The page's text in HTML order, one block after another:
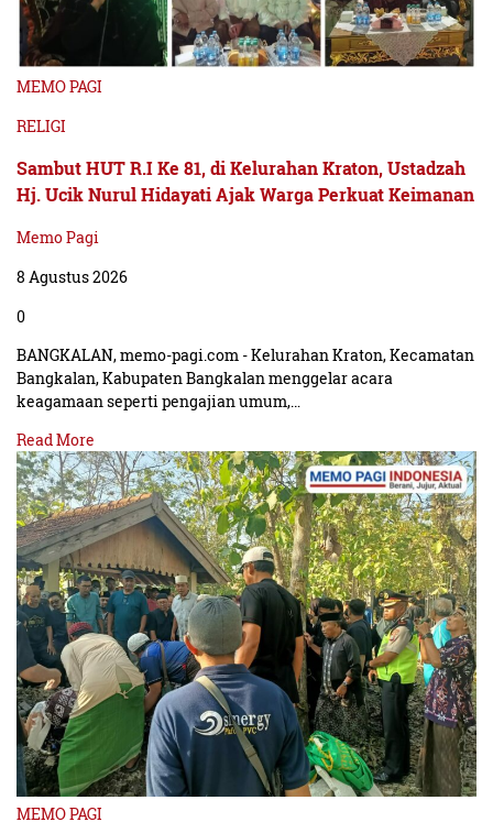
MEMO PAGI
RELIGI
Sambut HUT R.I Ke 81, di Kelurahan Kraton, Ustadzah
Hj. Ucik Nurul Hidayati Ajak Warga Perkuat Keimanan
Memo Pagi
8 Agustus 2026
0
BANGKALAN, memo-pagi.com - Kelurahan Kraton, Kecamatan
Bangkalan, Kabupaten Bangkalan menggelar acara
keagamaan seperti pengajian umum,…
Read More
MEMO PAGI